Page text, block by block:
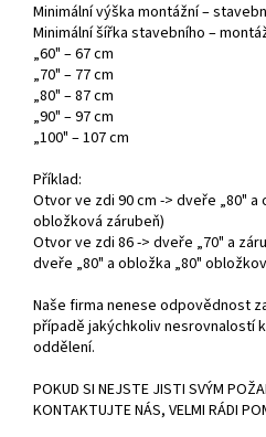
Minimální výška montážní –
Minimální šířka stavebního –
„60" – 67 cm
„70" – 77 cm
„80" – 87 cm
„90" – 97 cm
„100" – 107 cm
Příklad:
Otvor ve zdi 90 cm -> dveře „80" a
obložková zárubeň)
Otvor ve zdi 86 -> dveře „70" a
dveře „80" a obložka „80"
Naše firma nenese odpovědnost
případě jakýchkoliv nesrovnalostí
oddělení.
POKUD SI NEJSTE JISTI SVÝM
KONTAKTUJTE NÁS, VELMI RÁDI